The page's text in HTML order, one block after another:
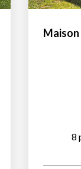
8